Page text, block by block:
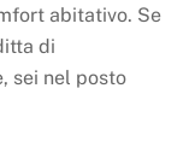
abitativo. Se
di
sei nel posto